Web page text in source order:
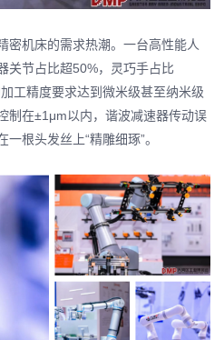
密机床的需求热潮。一台高性能人
关节占比超50%，灵巧手占比
工精度要求达到微米级甚至纳米级
在±1μm以内， 谐波减速器传动误
根头发丝上“精雕细琢”。